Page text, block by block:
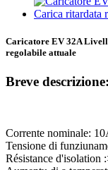
Caricatore EV 32A
regolabile attuale
Breve descrizione:
Corrente nominale:
Tensione di
Résistance d'isolation